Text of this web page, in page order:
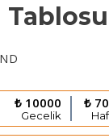
Tablosu
₺ 10000
Gecelik
₺